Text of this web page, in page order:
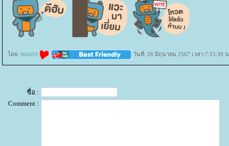
ดย: หอมกร วันที่: 26 มิถุนายน 2567 เวลา:7:15:39
ชื่อ :
Comment :